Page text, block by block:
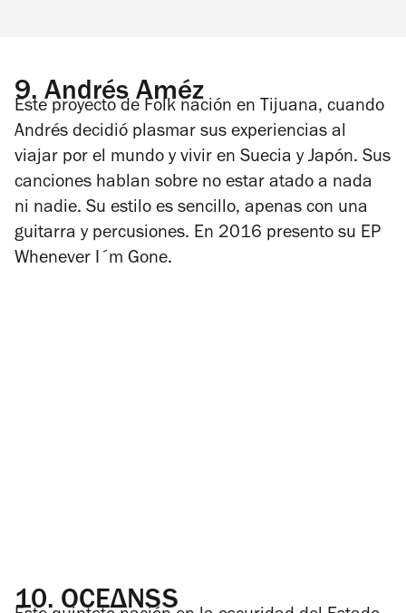
9.Andrés Améz
Este proyecto de Folk nación en Tijuana, cuando
Andrés decidió plasmar sus experiencias al
viajar por el mundo y vivir en Suecia y Japón. Sus
canciones hablan sobre no estar atado a nada
ni nadie. Su estilo es sencillo, apenas con una
guitarra y percusiones. En 2016 presento su EP
Whenever I´m Gone.
10.OCEΔNSS